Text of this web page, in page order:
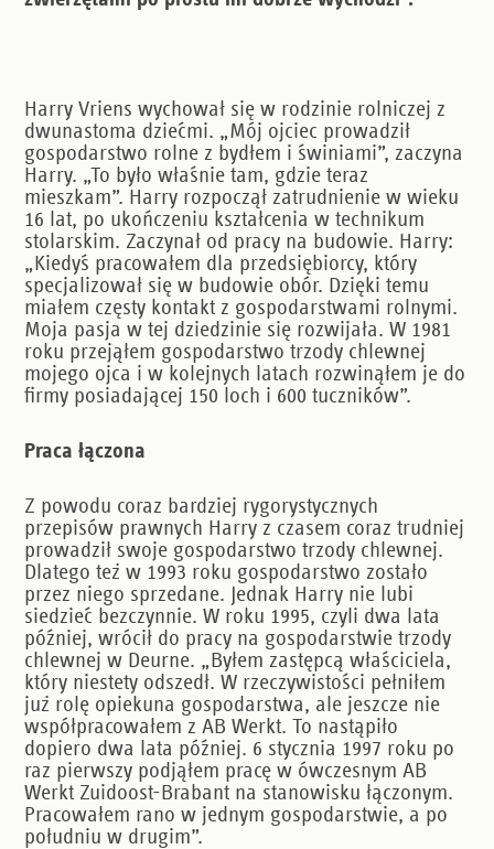
Harry Vriens wychował się w rodzinie rolniczej z
dwunastoma dziećmi. „Mój ojciec prowadził
gospodarstwo rolne z bydłem i świniami”, zaczyna
Harry. „To było właśnie tam, gdzie teraz
mieszkam”. Harry rozpoczął zatrudnienie w wieku
16 lat, po ukończeniu kształcenia w technikum
stolarskim. Zaczynał od pracy na budowie. Harry:
„Kiedyś pracowałem dla przedsiębiorcy, który
specjalizował się w budowie obór. Dzięki temu
miałem częsty kontakt z gospodarstwami rolnymi.
Moja pasja w tej dziedzinie się rozwijała. W 1981
roku przejąłem gospodarstwo trzody chlewnej
mojego ojca i w kolejnych latach rozwinąłem je do
firmy posiadającej 150 loch i 600 tuczników”.
Praca łączona
Z powodu coraz bardziej rygorystycznych
przepisów prawnych Harry z czasem coraz trudniej
prowadził swoje gospodarstwo trzody chlewnej.
Dlatego też w 1993 roku gospodarstwo zostało
przez niego sprzedane. Jednak Harry nie lubi
siedzieć bezczynnie. W roku 1995, czyli dwa lata
później, wrócił do pracy na gospodarstwie trzody
chlewnej w Deurne. „Byłem zastępcą właściciela,
który niestety odszedł. W rzeczywistości pełniłem
już rolę opiekuna gospodarstwa, ale jeszcze nie
współpracowałem z AB Werkt. To nastąpiło
dopiero dwa lata później. 6 stycznia 1997 roku po
raz pierwszy podjąłem pracę w ówczesnym AB
Werkt Zuidoost-Brabant na stanowisku łączonym.
Pracowałem rano w jednym gospodarstwie, a po
południu w drugim”.